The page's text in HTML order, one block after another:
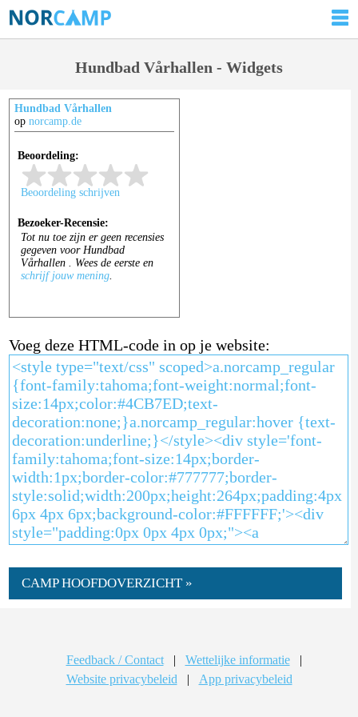
Hundbad Vårhallen - Widgets
Hundbad Vårhallen
op norcamp.de
Voeg deze HTML-code in op je website:
CAMP HOOFDOVERZICHT »
Feedback / Contact | Wettelijke informatie
|
Website privacybeleid
| App privacybeleid